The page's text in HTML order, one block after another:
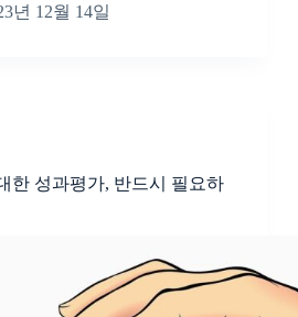
년 12월 14일
한 성과평가, 반드시 필요하